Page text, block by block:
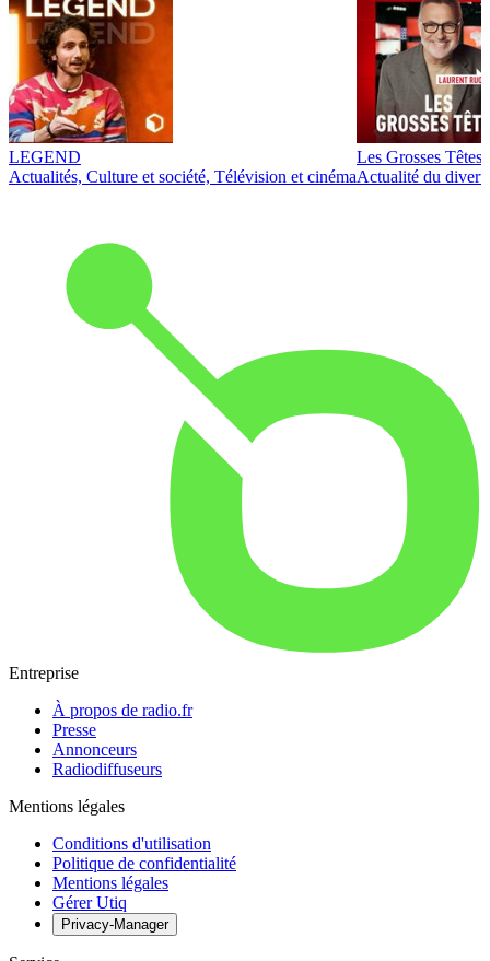
LEGEND
Actualités, Culture et société, Télévision et cinéma
Les Grosses Têtes
Actualité du
Entreprise
À propos de radio.fr
Presse
Annonceurs
Radiodiffuseurs
Mentions légales
Conditions d'utilisation
Politique de confidentialité
Mentions légales
Gérer Utiq
Privacy-Manager